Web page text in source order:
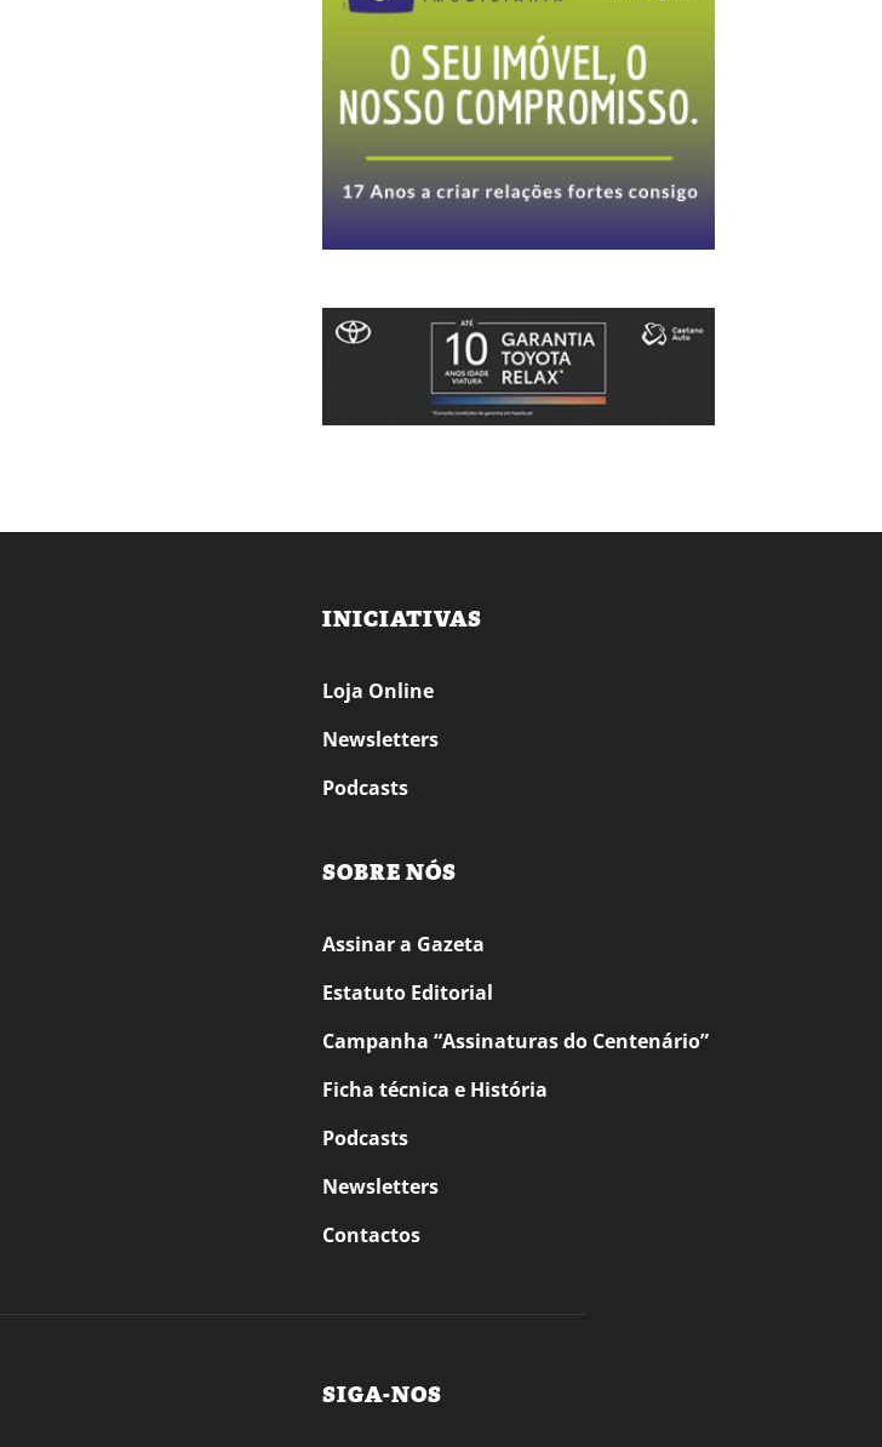
INICIATIVAS
Loja Online
Newsletters
Podcasts
SOBRE NÓS
Assinar a Gazeta
Estatuto Editorial
Campanha “Assinaturas do Centenário”
Ficha técnica e História
Podcasts
Newsletters
Contactos
SIGA-NOS